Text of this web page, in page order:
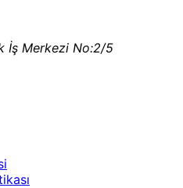
İş Merkezi No:2/5